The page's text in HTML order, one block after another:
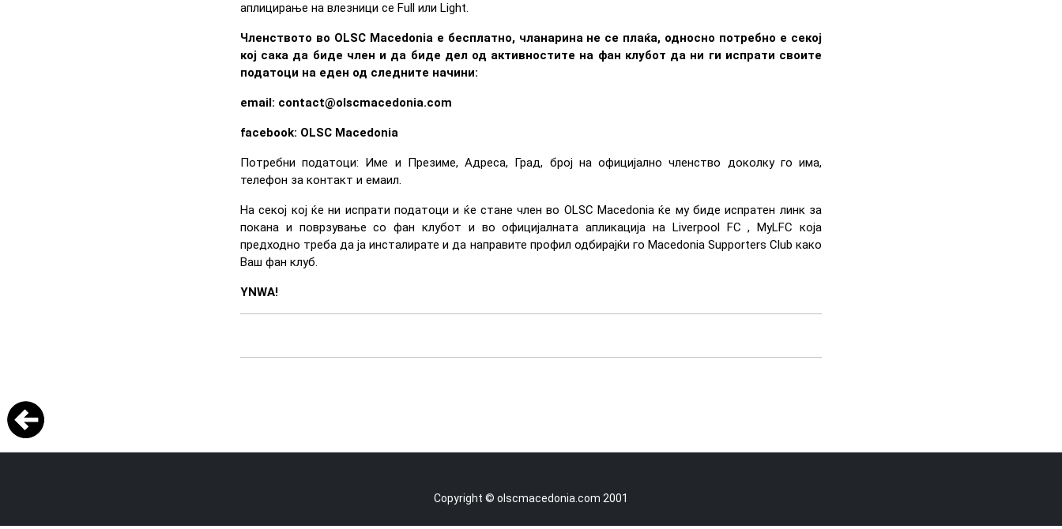
аплицирање на влезници се Full или Light.
Членството во OLSC Macedonia е бесплатно, чланарина не се плаќа, односно потребно е секој
кој сака да биде член и да биде дел од активностите на фан клубот да ни ги испрати своите
податоци на еден од следните начини:
email: contact@olscmacedonia.com
facebook: OLSC Macedonia
Потребни податоци: Име и Презиме, Адреса, Град, број на официјално членство доколку го има,
телефон за контакт и емаил.
На секој кој ќе ни испрати податоци и ќе стане член во OLSC Macedonia ќе му биде испратен линк за
покана и поврзување со фан клубот и во официјалната апликација на Liverpool FC , MyLFC која
предходно треба да ја инсталирате и да направите профил одбирајќи го Macedonia Supporters Club како
Ваш фан клуб.
YNWA!
Copyright © olscmacedonia.com 2001